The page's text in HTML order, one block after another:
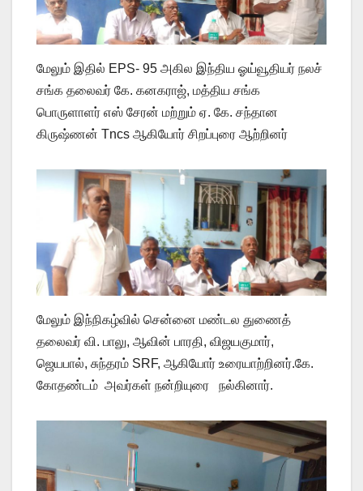
மேலும் இதில் EPS- 95 அகில இந்திய ஓய்வூதியர் நலச்
சங்க தலைவர் கே. கனகராஜ், மத்திய சங்க
பொருளாளர் எஸ் சேரன் மற்றும் ஏ. கே. சந்தான
கிருஷ்ணன் Tncs ஆகியோர் சிறப்புரை ஆற்றினர்
மேலும் இந்நிகழ்வில் சென்னை மண்டல துணைத்
தலைவர் வி. பாலு, ஆவின் பாரதி, விஜயகுமார்,
ஜெயபால், சுந்தரம் SRF, ஆகியோர் உரையாற்றினர்.கே.
கோதண்டம் அவர்கள் நன்றியுரை நல்கினார்.